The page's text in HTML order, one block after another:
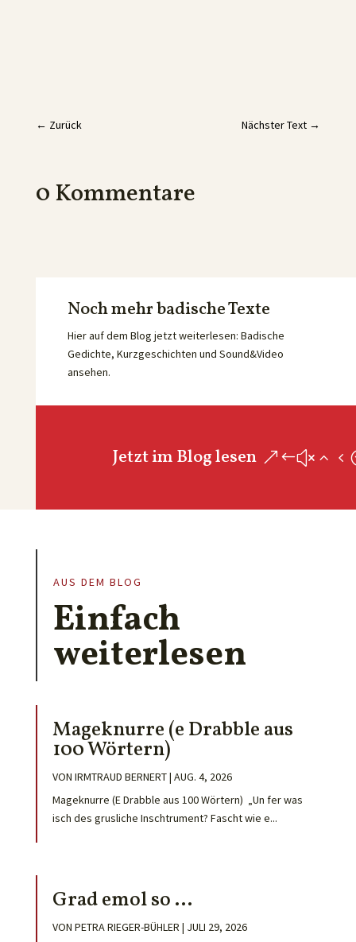
← Zurück Nächster Text →
0 Kommentare
Noch mehr badische Texte
Hier auf dem Blog jetzt weiterlesen: Badische
Gedichte, Kurzgeschichten und Sound&Video
ansehen.
Jetzt im Blog lesen
AUS DEM BLOG
Einfach
weiterlesen
Mageknurre (e Drabble aus
100 Wörtern)
VON IRMTRAUD BERNERT| AUG. 4, 2026
Mageknurre (E Drabble aus 100 Wörtern) „Un fer was
isch des grusliche Inschtrument? Fascht wie e...
Grad emol so …
VON PETRA RIEGER-BÜHLER | JULI 29, 2026